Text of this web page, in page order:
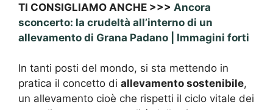
TI CONSIGLIAMO ANCHE >>> Ancora
sconcerto: la crudeltà all’interno di un
allevamento di Grana Padano | Immagini forti
In tanti posti del mondo, si sta mettendo in
pratica il concetto di allevamento sostenibile,
un allevamento cioè che rispetti il ciclo vitale dei